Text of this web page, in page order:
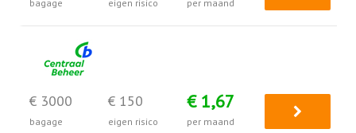
bagage eigen risico per maand
€ 3000
bagage
€ 150
eigen risico
€ 1,67
per maand